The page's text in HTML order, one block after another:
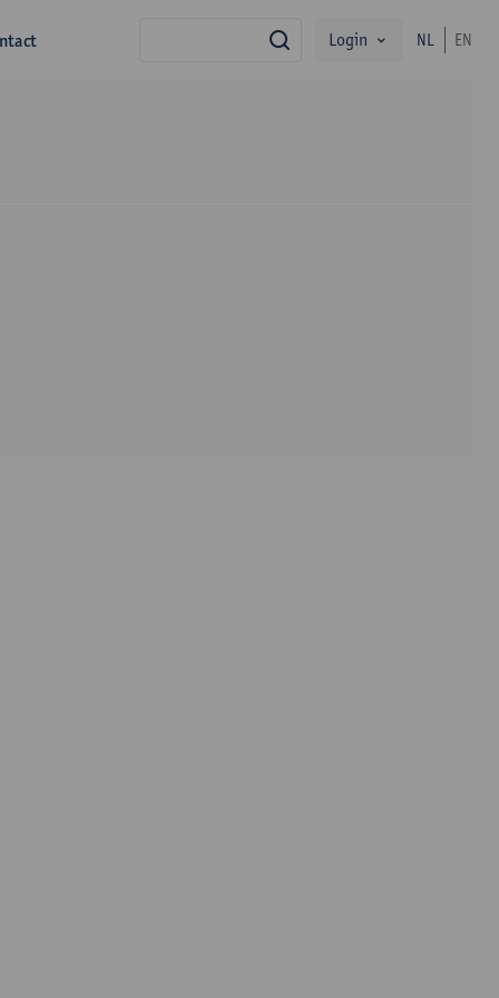
zoekLogin NL EN